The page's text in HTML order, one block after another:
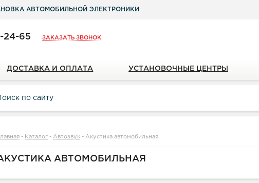
АВТОМОБИЛЬНОЙ ЭЛЕКТРОНИКИ
24-65 ЗАКАЗАТЬ ЗВОНОК
ДОСТАВКА И ОПЛАТА УСТАНОВОЧНЫЕ ЦЕНТРЫ
Главная - Каталог - Автозвук - Акустика автомобильная
АВТОМОБИЛЬНАЯ